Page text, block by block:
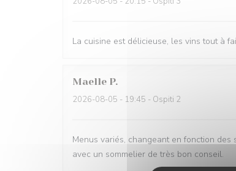
La cuisine est délicieuse, les vins tout à
Maelle P
2026-08-05 - 19:45 - Ospiti 2
Menus variés, changeant en fonction
avec un sommelier de très bon conseil.